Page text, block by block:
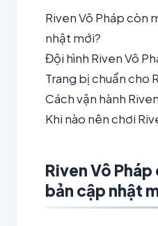
Riven Vô Pháp còn
nhật mới?
Đội hình Riven Vô
Trang bị chuẩn cho
Cách vận hành
Khi nào nên chơi
Riven Vô
bản cập nhật